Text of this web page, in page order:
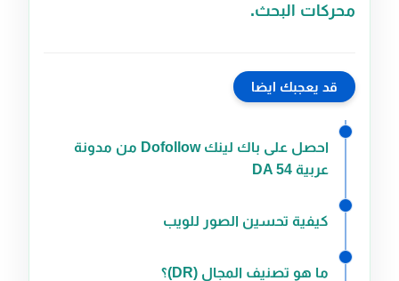
محركات البحث.
قد يعجبك ايضا
احصل على باك لينك Dofollow من مدونة
عربية DA 54
كيفية تحسين الصور للويب
ما هو تصنيف المجال (DR)؟